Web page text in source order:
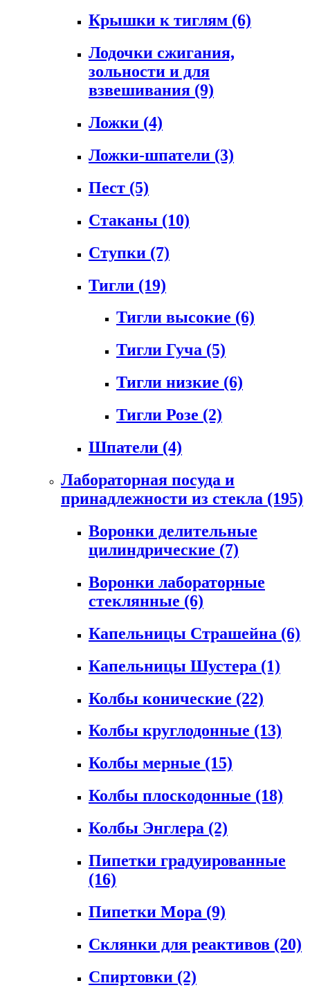
Крышки к тиглям (6)
Лодочки сжигания,
зольности и для
взвешивания (9)
Ложки (4)
Ложки-шпатели (3)
Пест (5)
Стаканы (10)
Ступки (7)
Тигли (19)
Тигли высокие (6)
Тигли Гуча (5)
Тигли низкие (6)
Тигли Розе (2)
Шпатели (4)
Лабораторная посуда и
принадлежности из стекла (195)
Воронки делительные
цилиндрические (7)
Воронки лабораторные
стеклянные (6)
Капельницы Страшейна (6)
Капельницы Шустера (1)
Колбы конические (22)
Колбы круглодонные (13)
Колбы мерные (15)
Колбы плоскодонные (18)
Колбы Энглера (2)
Пипетки градуированные
(16)
Пипетки Мора (9)
Склянки для реактивов (20)
Спиртовки (2)